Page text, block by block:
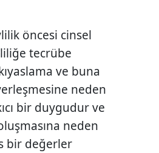
öncesi cinsel
tecrübe
ve buna
neden
bir duygudur ve
neden
bir değerler